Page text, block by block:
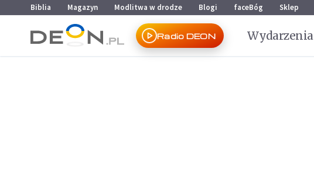
Przejdź do menu głównego
Przejdź do treści
Biblia Magazyn Modlitwa w drodze Blogi faceBóg Sklep
Radio DEON Wydarzenia